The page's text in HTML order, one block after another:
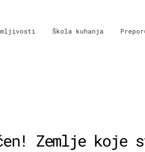
Škola kuhanja
Zemlje koje